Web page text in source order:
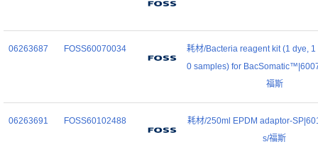
06263687 FOSS60070034
耗材/Bacteria reagent kit (1 dye,
0 samples) for
福斯
06263691 FOSS60102488
耗材/250ml EPDM adaptor-
s/福斯